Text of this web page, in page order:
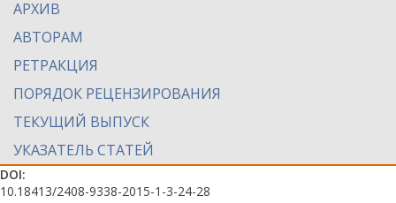
АРХИВ
АВТОРАМ
РЕТРАКЦИЯ
ПОРЯДОК РЕЦЕНЗИРОВАНИЯ
ТЕКУЩИЙ ВЫПУСК
УКАЗАТЕЛЬ СТАТЕЙ
DOI:
10.18413/2408-9338-2015-1-3-24-28